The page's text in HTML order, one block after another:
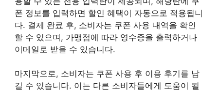
폰 정보를 입력하면 할인 혜택이 자동으로 적용됩니
다. 결제 완료 후, 소비자는 쿠폰 사용 내역을 확인
할 수 있으며, 가맹점에 따라 영수증을 출력하거나
이메일로 받을 수 있습니다.
마지막으로, 소비자는 쿠폰 사용 후 이용 후기를 남
길 수 있습니다. 이는 다른 소비자들에게 도움이 될